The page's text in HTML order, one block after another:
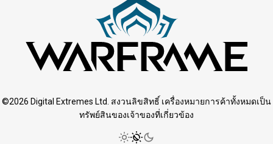
©2026 Digital Extremes Ltd. สงวนลิขสิทธิ์ เครื่องหมายการค้าทั้งหมดเป็น
ทรัพย์สินของเจ้าของที่เกี่ยวข้อง